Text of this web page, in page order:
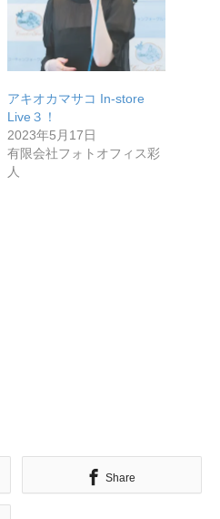
ちら
決コミュニティ【北海道オ
メディア取材受付口はこちら 北海
アキオカマサコ In-store
Live３！
2023年5月17日
有限会社フォトオフィス彩
人
Share